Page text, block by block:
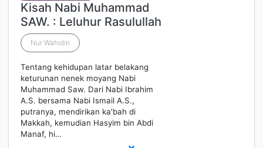
Kisah Nabi Muhammad
SAW. : Leluhur Rasulullah
Nur Wahidin
Tentang kehidupan latar belakang
keturunan nenek moyang Nabi
Muhammad Saw. Dari Nabi Ibrahim
A.S. bersama Nabi Ismail A.S.,
putranya, mendirikan ka'bah di
Makkah, kemudian Hasyim bin Abdi
Manaf, hi…